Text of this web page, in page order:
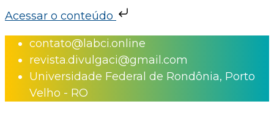
Acessar o conteúdo
Skip
content
contato@labci.online
revista.divulgaci@gmail.com
Universidade Federal de Rondônia, Porto
Velho - RO